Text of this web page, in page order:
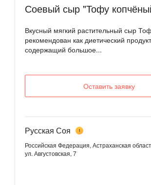
Соевый сыр "Тофу
Вкусный мягкий растительный сыр
рекомендован как диетический
содержащий большое...
Оставить заявку
Русская Соя 1
Российская Федерация, Астраханская
ул. Августовская, 7